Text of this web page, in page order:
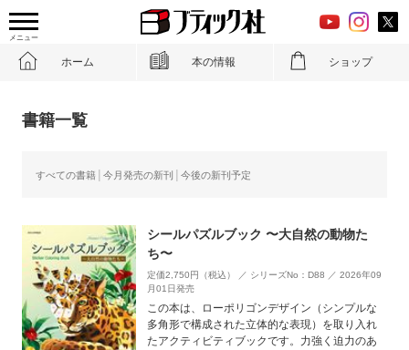
メニュー
ホーム 本の情報 ショップ
書籍一覧
すべての書籍 今月発売の新刊 今後の新刊予定
シールパズルブック 〜大自然の動物た
ち〜
定価2,750円（税込） ／ シリーズNo：D88 ／ 2026年09
月01日発売
この本は、ローポリゴンデザイン（シンプルな
多角形で構成された立体的な表現）を取り入れ
たアクティビティブックです。力強く迫力のあ